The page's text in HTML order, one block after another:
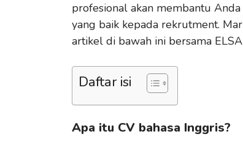
profesional akan membantu
yang baik kepada rekrutment.
artikel di bawah ini bersama
Daftar isi
Apa itu CV bahasa Inggris?